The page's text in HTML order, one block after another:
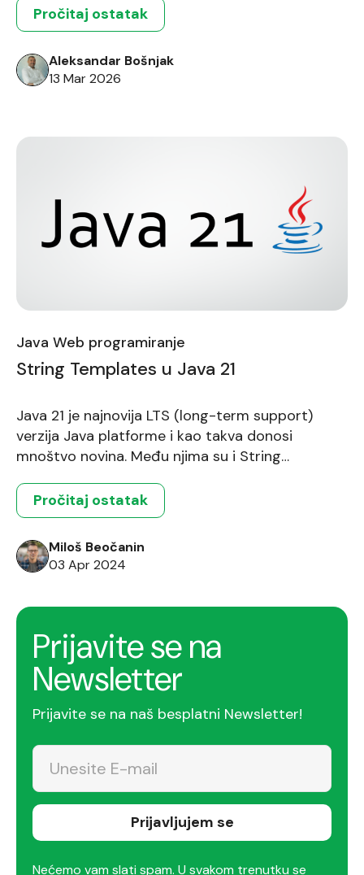
Informatike. Objašnjavamo šta taj izveštaj sadrži
i zašto ga partnerske kompanije prepoznaju kao
pouzdanu potvrdu kompetencije.
Pročitaj ostatak
Aleksandar Bošnjak
13 Mar 2026
Java Web programiranje
String Templates u Java 21
Java 21 je najnovija LTS (long-term support)
verzija Java platforme i kao takva donosi
mnoštvo novina. Među njima su i String
efikasan način rešavaju problem generisanja
dinamičkih string vrednosti. Uzmimo za primer
konverziju objekta neke klase u JSON format
(slika 1): Film film = new Film(1, […]
Pročitaj ostatak
Miloš Beočanin
03 Apr 2024
Prijavite se na
Newsletter
Prijavite se na naš besplatni Newsletter!
Prijavljujem se
Nećemo vam slati spam. U svakom trenutku se